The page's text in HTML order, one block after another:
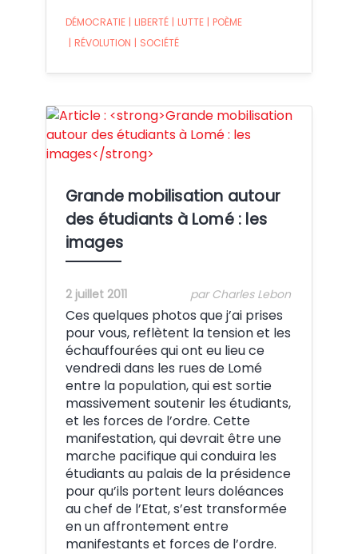
DÉMOCRATIE | LIBERTÉ | LUTTE | POÈME
| RÉVOLUTION | SOCIÉTÉ
Grande mobilisation autour
des étudiants à Lomé : les
images
2 juillet 2011 par Charles Lebon
Ces quelques photos que j’ai prises
pour vous, reflètent la tension et les
échauffourées qui ont eu lieu ce
vendredi dans les rues de Lomé
entre la population, qui est sortie
massivement soutenir les étudiants,
et les forces de l’ordre. Cette
manifestation, qui devrait être une
marche pacifique qui conduira les
étudiants au palais de la présidence
pour qu’ils portent leurs doléances
au chef de l’Etat, s’est transformée
en un affrontement entre
manifestants et forces de l’ordre.